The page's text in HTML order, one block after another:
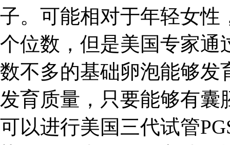
子。可能相对于年轻女性
个位数，但是美国专家通
数不多的基础卵泡能够发
发育质量，只要能够有囊
可以进行美国三代试管